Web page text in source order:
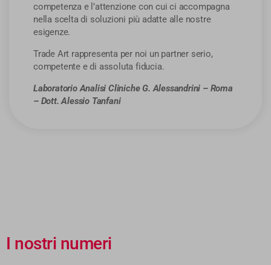
competenza e l’attenzione con cui ci accompagna
nella scelta di soluzioni più adatte alle nostre
esigenze.
Trade Art rappresenta per noi un partner serio,
competente e di assoluta fiducia.
Laboratorio Analisi Cliniche G. Alessandrini – Roma
– Dott. Alessio Tanfani
I nostri numeri